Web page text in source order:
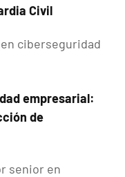
Civil
ciberseguridad
empresarial:
de
senior en